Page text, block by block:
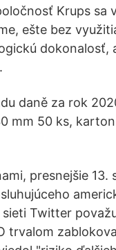
Krups sa
ešte bez
dokonalosť,
daně za rok
mm 50 ks,
presnejšie 13.
Twitter
trvalom